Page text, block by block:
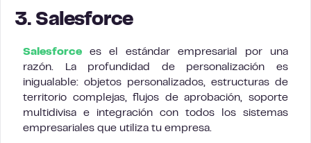
3. Salesforce
Salesforce es el estándar empresarial por una
razón. La profundidad de personalización es
inigualable: objetos personalizados, estructuras de
territorio complejas, flujos de aprobación, soporte
multidivisa e integración con todos los sistemas
empresariales que utiliza tu empresa.